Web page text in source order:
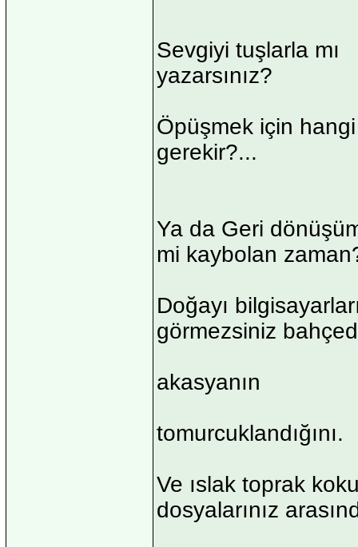
Sevgiyi tuşlarla mı
yazarsınız?
Öpüşmek için
gerekir?...
Ya da Geri
mi kaybolan
Doğayı
görmezsiniz
akasyanın
tomurcuklandığını.
Ve ıslak toprak
dosyalarınız